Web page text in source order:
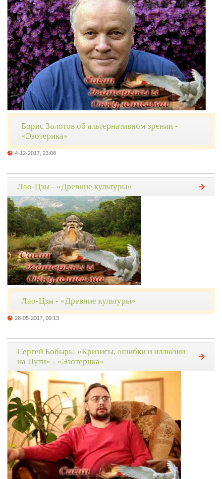
Борис Золотов об альтернативном зрении -
«Эзотерика»
4-12-2017, 23:08
Лао-Цзы - «Древние культуры»
Лао-Цзы - «Древние культуры»
28-05-2017, 00:13
Сергей Бобырь: «Кризисы, ошибки и иллюзии
на Пути» - «Эзотерика»